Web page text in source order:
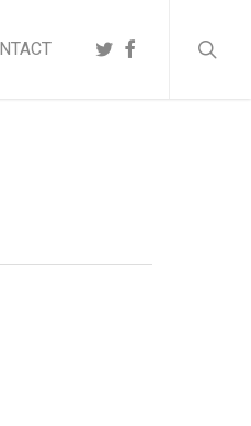
TWITTER
FACEBOOK